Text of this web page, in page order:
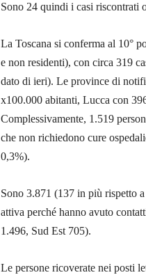
Sono 24 quindi i casi riscontrati
La Toscana si conferma al 10°
e non residenti), con circa 319
dato di ieri). Le province di
x100.000 abitanti, Lucca con
Complessivamente, 1.519
che non richiedono cure
0,3%).
Sono 3.871 (137 in più rispetto
attiva perché hanno avuto
1.496, Sud Est 705).
Le persone ricoverate nei posti